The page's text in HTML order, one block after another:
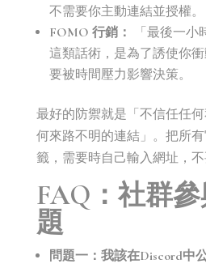
不需要你主動連結並授權。
FOMO 行銷：
「最後一小
這類話術，是為了誘使你
要被時間壓力影響決策。
最好的防禦就是「不信任任
何來路不明的連結」。把所
籤，需要時自己輸入網址，不
FAQ：社群
題
問題一：我該在Discord中